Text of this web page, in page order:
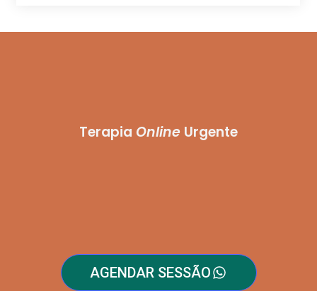
Terapia Online Urgente
AGENDAR SESSÃO